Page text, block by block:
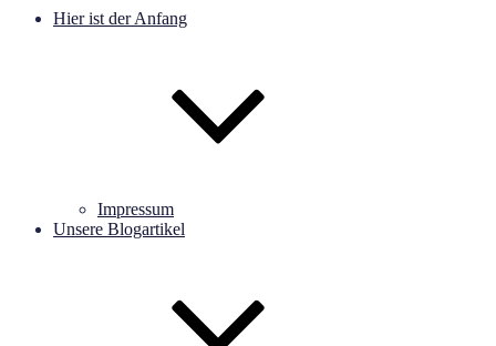
Hier ist der Anfang
Impressum
Unsere Blogartikel